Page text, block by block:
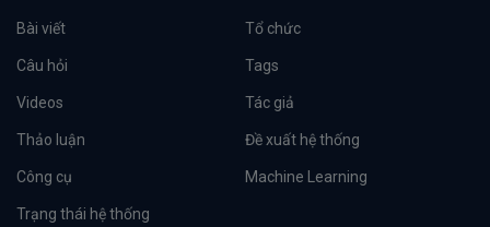
Bài viết Tổ chức
Câu hỏi Tags
Videos Tác giả
Thảo luận Đề xuất hệ thống
Công cụ Machine Learning
Trạng thái hệ thống